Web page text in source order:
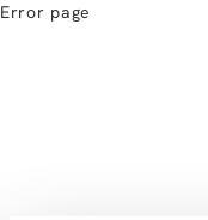
Error page